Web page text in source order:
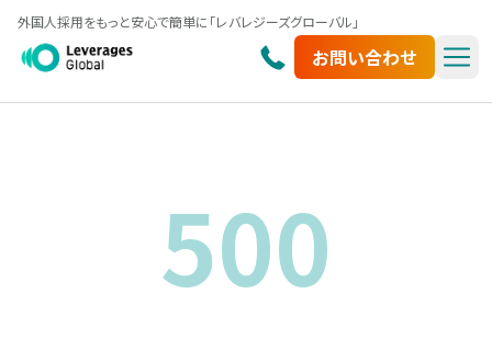
外国人採用をもっと安心で簡単に「レバレジーズグローバル」
お問い合わせ
500